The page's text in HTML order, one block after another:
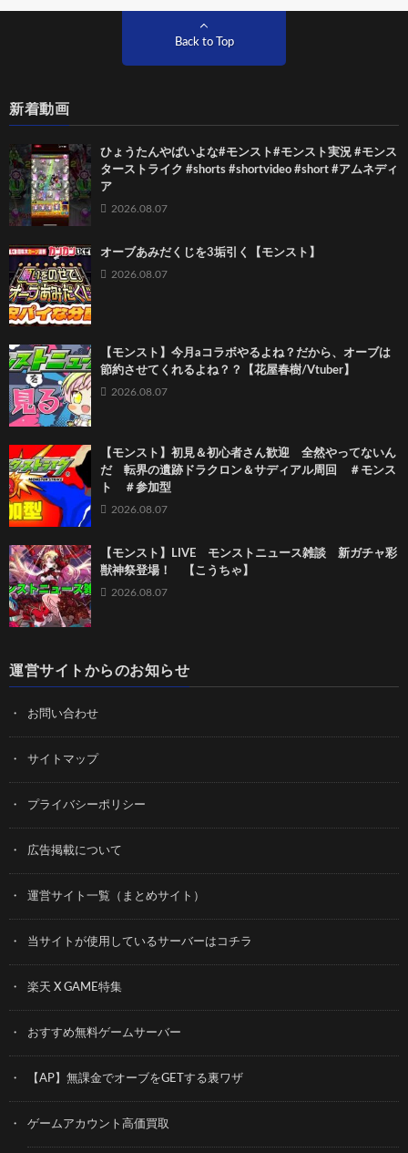
Back to Top
新着動画
ひょうたんやばいよな#モンスト#モンスト実況 #モンス
ターストライク #shorts #shortvideo #short #アムネディ
ア
2026.08.07
オーブあみだくじを3垢引く【モンスト】
2026.08.07
【モンスト】今月aコラボやるよね？だから、オーブは
節約させてくれるよね？？【花屋春樹/Vtuber】
2026.08.07
【モンスト】初見＆初心者さん歓迎 全然やってないん
だ 転界の遺跡ドラクロン＆サディアル周回 ＃モンス
ト ＃参加型
2026.08.07
【モンスト】LIVE モンストニュース雑談 新ガチャ彩
獣神祭登場！ 【こうちゃ】
2026.08.07
運営サイトからのお知らせ
お問い合わせ
サイトマップ
プライバシーポリシー
広告掲載について
運営サイト一覧（まとめサイト）
当サイトが使用しているサーバーはコチラ
楽天 X GAME特集
おすすめ無料ゲームサーバー
【AP】無課金でオーブをGETする裏ワザ
ゲームアカウント高価買取